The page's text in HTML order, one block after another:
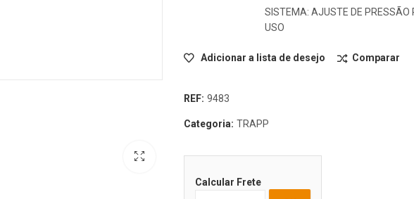
SISTEMA: AJUSTE DE PRESSÃO
USO
Adicionar a lista de desejo Comparar
REF: 9483
Categoria: TRAPP
Calcular Frete